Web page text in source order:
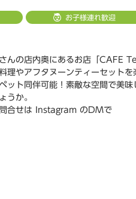
お子様連れ歓迎
んの店内奥にあるお店「CAFE
理やアフタヌーンティーセット
ット同伴可能！素敵な空間で美
うか。
合せは Instagram のDMで